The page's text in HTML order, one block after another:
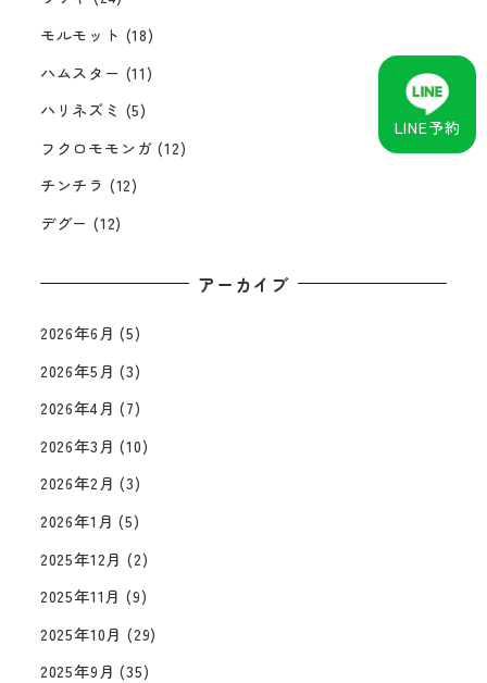
モルモット (18)
ハムスター (11)
ハリネズミ (5)
フクロモモンガ (12)
チンチラ (12)
デグー (12)
アーカイブ
2026年6月 (5)
2026年5月 (3)
2026年4月 (7)
2026年3月 (10)
2026年2月 (3)
2026年1月 (5)
2025年12月 (2)
2025年11月 (9)
2025年10月 (29)
2025年9月 (35)
LINE予約